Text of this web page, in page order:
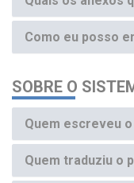
Como eu posso
SOBRE O
Quem escreveu o
Quem traduziu o